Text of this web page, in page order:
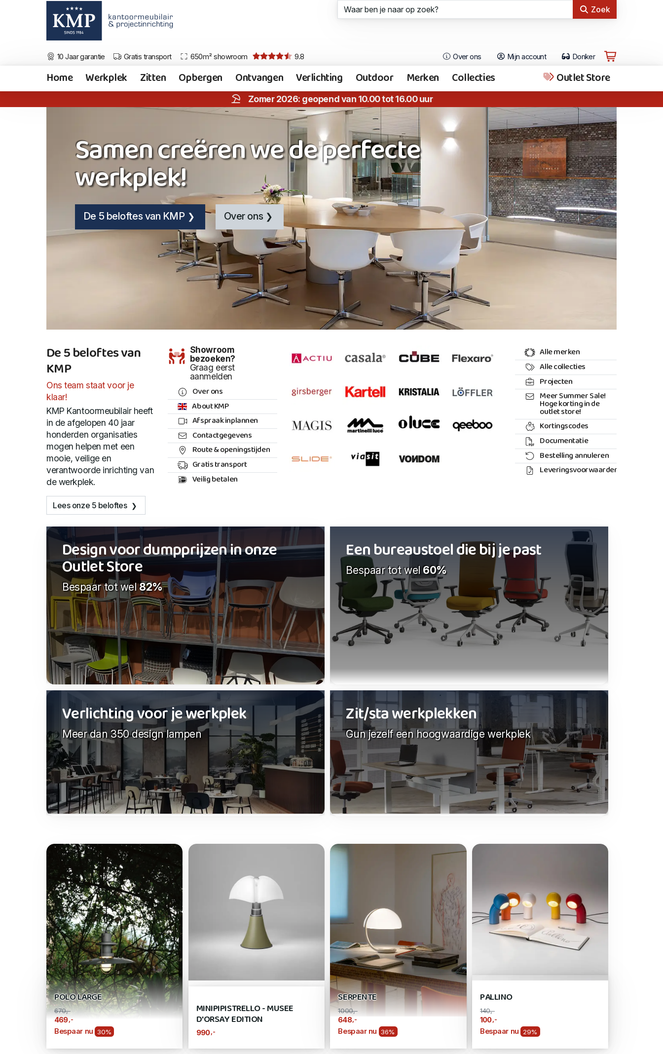
Zoek
10 Jaar garantie Gratis transport 650m² showroom 9.8 Over ons Mijn account Donker
Home Werkplek Zitten Opbergen Ontvangen Verlichting Outdoor Merken Collecties Outlet Store
Zomer 2026: geopend van 10.00 tot 16.00 uur
Samen creëren we de perfecte
werkplek!
De 5 beloftes van KMP
De 5 beloftes van KMP Over ons
De 5 beloftes van
KMP
Ons team staat voor je
klaar!
KMP Kantoormeubilair heeft
in de afgelopen 40 jaar
honderden organisaties
mogen helpen met een
mooie, veilige en
verantwoorde inrichting van
de werkplek.
Lees onze 5 beloftes
Showroom
bezoeken?
Graag eerst
aanmelden
Over ons
About KMP
Afspraak inplannen
Contactgegevens
Route & openingstijden
Gratis transport
Veilig betalen
Alle merken
Alle collecties
Projecten
Meer Summer Sale!
Hoge korting in de
outlet store!
Kortingscodes
Documentatie
Bestelling annuleren
Leveringsvoorwaarden
Design voor dumpprijzen in onze
Outlet Store
Bespaar tot wel82%
Een bureaustoel die bij je past
Bespaar tot wel60%
Verlichting voor je werkplek
Meer dan 350 design lampen
Zit/sta werkplekken
Gun jezelf een hoogwaardige werkplek
POLO LARGE
670,-
469 ,-
Bespaar nu 30%
MINIPIPISTRELLO - MUSEE
D'ORSAY EDITION
990 ,-
SERPENTE
1000,-
648 ,-
Bespaar nu 36%
PALLINO
140,-
100 ,-
Bespaar nu 29%